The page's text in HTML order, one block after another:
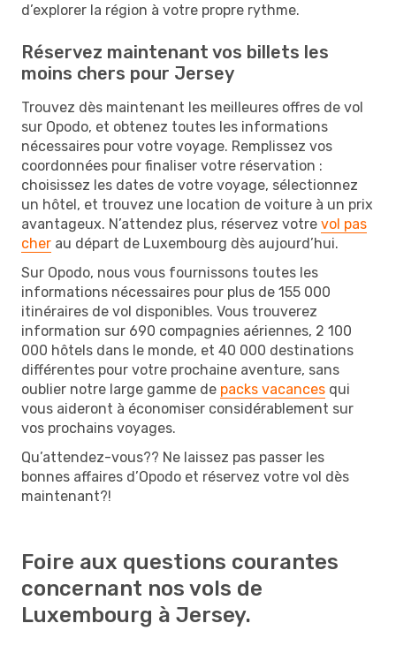
d’explorer la région à votre propre rythme.
Réservez maintenant vos billets les
moins chers pour Jersey
Trouvez dès maintenant les meilleures offres de vol
sur Opodo, et obtenez toutes les informations
nécessaires pour votre voyage. Remplissez vos
coordonnées pour finaliser votre réservation :
choisissez les dates de votre voyage, sélectionnez
un hôtel, et trouvez une location de voiture à un prix
avantageux. N’attendez plus, réservez votre vol pas
cher au départ de Luxembourg dès aujourd’hui.
Sur Opodo, nous vous fournissons toutes les
informations nécessaires pour plus de 155 000
itinéraires de vol disponibles. Vous trouverez
information sur 690 compagnies aériennes, 2 100
000 hôtels dans le monde, et 40 000 destinations
différentes pour votre prochaine aventure, sans
oublier notre large gamme de packs vacances qui
vous aideront à économiser considérablement sur
vos prochains voyages.
Qu’attendez-vous?? Ne laissez pas passer les
bonnes affaires d’Opodo et réservez votre vol dès
maintenant?!
Foire aux questions courantes
concernant nos vols de
Luxembourg à Jersey.